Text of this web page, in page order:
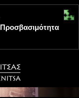
Προσβασιμότητα